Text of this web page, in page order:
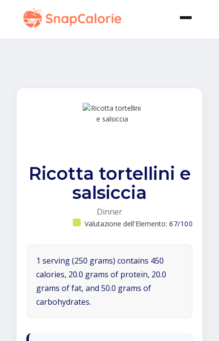
Ricotta tortellini e
salsiccia
Dinner
Valutazione dell'Elemento: 67/100
1 serving (250 grams) contains 450
calories, 20.0 grams of protein, 20.0
grams of fat, and 50.0 grams of
carbohydrates.